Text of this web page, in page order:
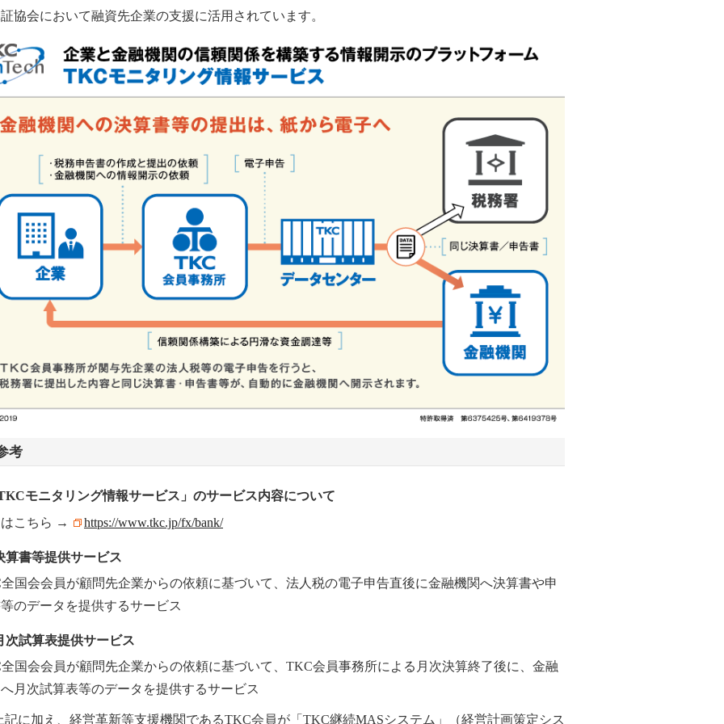
協会において融資先企業の支援に活用されています。
考
モニタリング情報サービス」のサービス内容について
こちら →
https://www.tkc.jp/fx/bank/
算書等提供サービス
国会会員が顧問先企業からの依頼に基づいて、法人税の電子申告直後に金融機関へ決算書や申
のデータを提供するサービス
次試算表提供サービス
国会会員が顧問先企業からの依頼に基づいて、TKC会員事務所による月次決算終了後に、金融
月次試算表等のデータを提供するサービス
記に加え、経営革新等支援機関であるTKC会員が「TKC継続MASシステム」（経営計画策定シス